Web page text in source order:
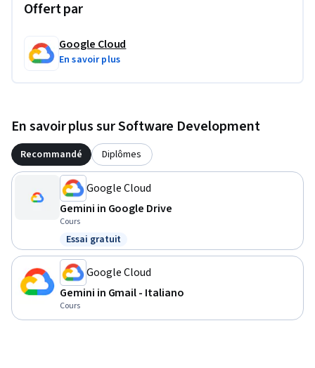
Offert par
Google Cloud
En savoir plus
En savoir plus sur Software Development
Recommandé Diplômes
Google Cloud
Gemini in Google Drive
Cours
Statut : Essai gratuit
Essai gratuit
Google Cloud
Gemini in Gmail - Italiano
Cours